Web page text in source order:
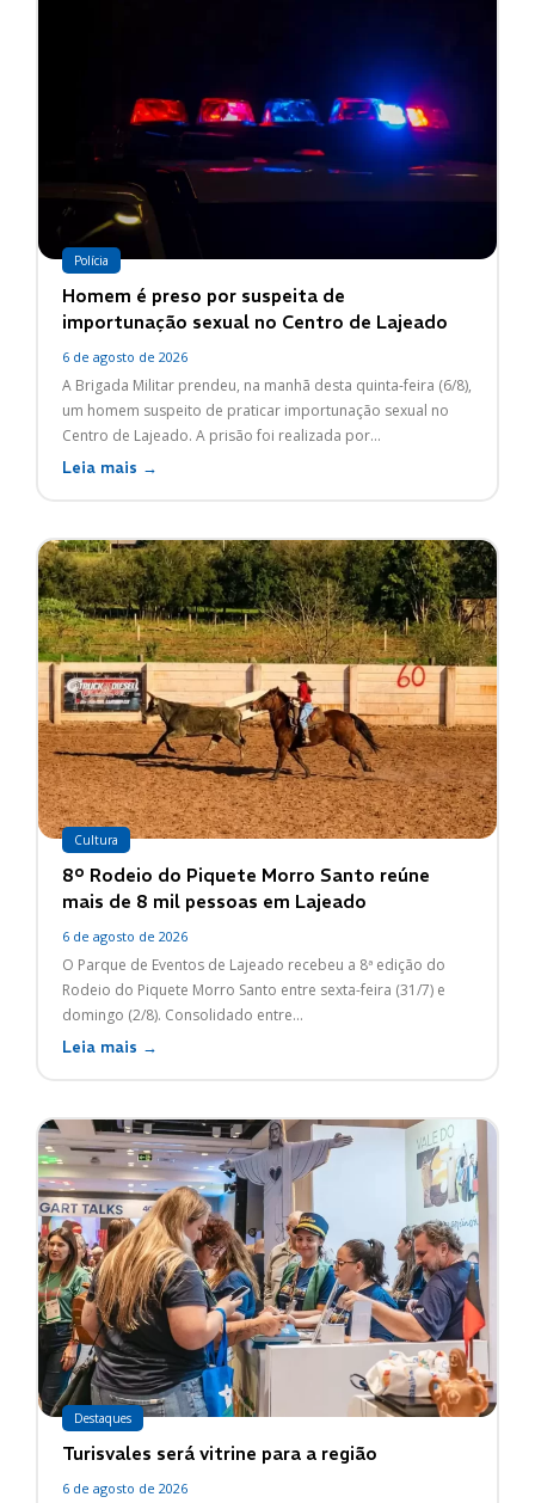
Polícia
Homem é preso por suspeita de
importunação sexual no Centro de Lajeado
6 de agosto de 2026
A Brigada Militar prendeu, na manhã desta quinta-feira (6/8),
um homem suspeito de praticar importunação sexual no
Centro de Lajeado. A prisão foi realizada por...
Leia mais →
Cultura
8º Rodeio do Piquete Morro Santo reúne
mais de 8 mil pessoas em Lajeado
6 de agosto de 2026
O Parque de Eventos de Lajeado recebeu a 8ª edição do
Rodeio do Piquete Morro Santo entre sexta-feira (31/7) e
domingo (2/8). Consolidado entre...
Leia mais →
Destaques
Turisvales será vitrine para a região
6 de agosto de 2026